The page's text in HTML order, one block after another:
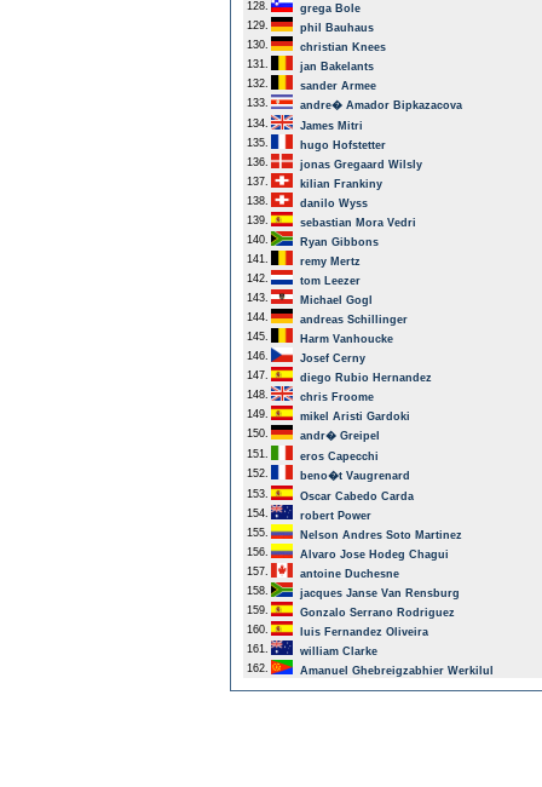
128.
grega Bole
129.
phil Bauhaus
130.
christian Knees
131.
jan Bakelants
132.
sander Armee
133.
andre� Amador Bipkazacova
134.
James Mitri
135.
hugo Hofstetter
136.
jonas Gregaard Wilsly
137.
kilian Frankiny
138.
danilo Wyss
139.
sebastian Mora Vedri
140.
Ryan Gibbons
141.
remy Mertz
142.
tom Leezer
143.
Michael Gogl
144.
andreas Schillinger
145.
Harm Vanhoucke
146.
Josef Cerny
147.
diego Rubio Hernandez
148.
chris Froome
149.
mikel Aristi Gardoki
150.
andr� Greipel
151.
eros Capecchi
152.
beno�t Vaugrenard
153.
Oscar Cabedo Carda
154.
robert Power
155.
Nelson Andres Soto Martinez
156.
Alvaro Jose Hodeg Chagui
157.
antoine Duchesne
158.
jacques Janse Van Rensburg
159.
Gonzalo Serrano Rodriguez
160.
luis Fernandez Oliveira
161.
william Clarke
162.
Amanuel Ghebreigzabhier Werkilul